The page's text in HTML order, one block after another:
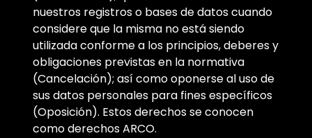
nuestros registros o bases de datos cuando
considere que la misma no está siendo
utilizada conforme a los principios, deberes y
obligaciones previstas en la normativa
(Cancelación); así como oponerse al uso de
sus datos personales para fines específicos
(Oposición). Estos derechos se conocen
como derechos ARCO.